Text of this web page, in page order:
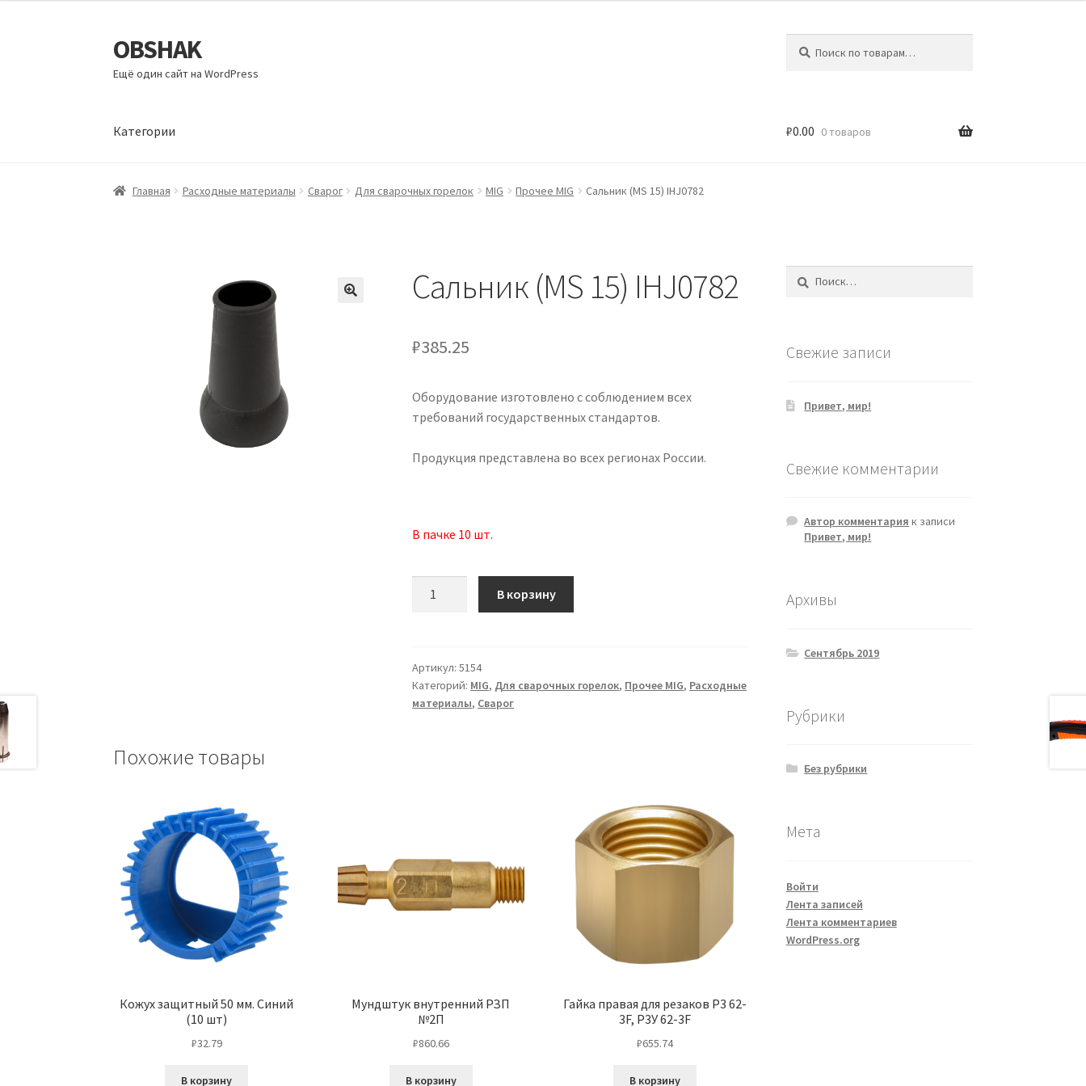
Перейти
к
навигации
Перейти
к
содержимому
OBSHAK
Ещё один сайт на WordPress
Категории
Главная Категории Магазин Мой аккаунт Оформление заказа Пример страницы
₽0.00 0 товаров
Главная Расходные материалы Сварог Для сварочных горелок MIG Прочее MIG Сальник (MS 15) IHJ0782
Сальник (MS 15) IHJ0782
₽385.25
Оборудование изготовлено с соблюдением всех
требований государственных стандартов.
Продукция представлена во всех регионах России.
В пачке 10 шт.
15)
IHJ0782
В корзину
Артикул:5154
Категорий: MIG, Для сварочных горелок, Прочее MIG, Расходные
материалы, Сварог
Похожие товары
Кожух защитный 50 мм. Синий
(10 шт)
₽32.79
В корзину
Мундштук внутренний РЗП
№2П
₽860.66
В корзину
Гайка правая для резаков Р3 62-
3F, Р3У 62-3F
₽655.74
В корзину
Найти:
Свежие записи
Привет, мир!
Свежие комментарии
Автор комментария к записи
Привет, мир!
Архивы
Сентябрь 2019
Рубрики
Без рубрики
Мета
Войти
Лента записей
Лента комментариев
WordPress.org